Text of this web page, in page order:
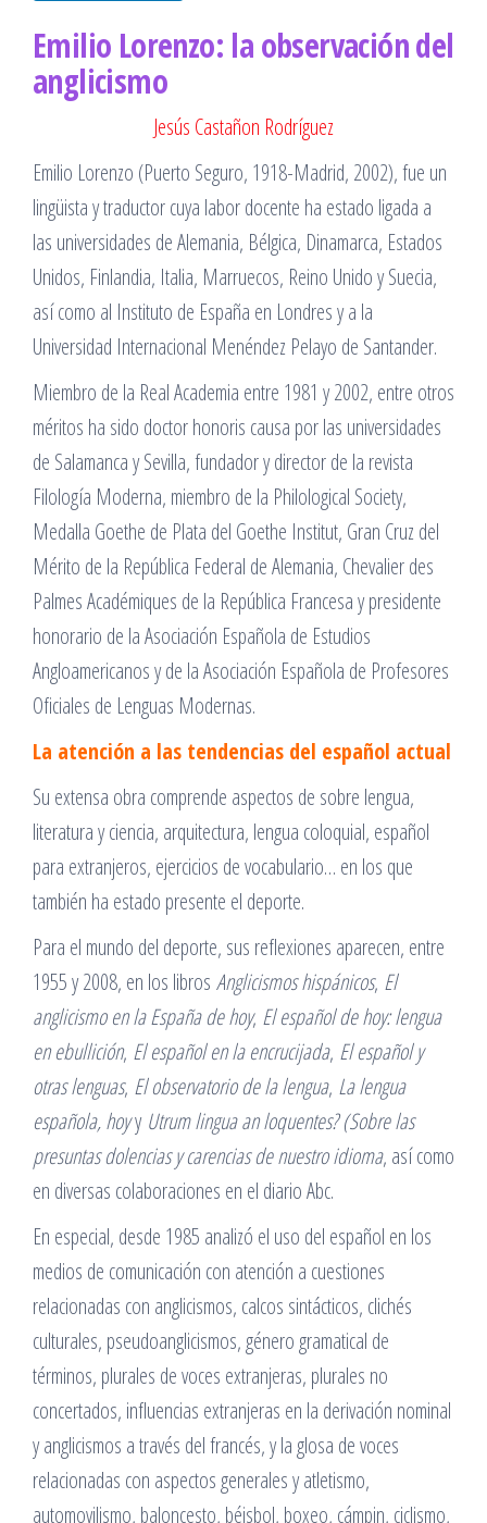
Emilio Lorenzo: la observación del
anglicismo
Jesús Castañon Rodríguez
Emilio Lorenzo (Puerto Seguro, 1918-Madrid, 2002), fue un
lingüista y traductor cuya labor docente ha estado ligada a
las universidades de Alemania, Bélgica, Dinamarca, Estados
Unidos, Finlandia, Italia, Marruecos, Reino Unido y Suecia,
así como al Instituto de España en Londres y a la
Universidad Internacional Menéndez Pelayo de Santander.
Miembro de la Real Academia entre 1981 y 2002, entre otros
méritos ha sido doctor honoris causa por las universidades
de Salamanca y Sevilla, fundador y director de la revista
Filología Moderna, miembro de la Philological Society,
Medalla Goethe de Plata del Goethe Institut, Gran Cruz del
Mérito de la República Federal de Alemania, Chevalier des
Palmes Académiques de la República Francesa y presidente
honorario de la Asociación Española de Estudios
Angloamericanos y de la Asociación Española de Profesores
Oficiales de Lenguas Modernas.
La atención a las tendencias del español actual
Su extensa obra comprende aspectos de sobre lengua,
literatura y ciencia, arquitectura, lengua coloquial, español
para extranjeros, ejercicios de vocabulario… en los que
también ha estado presente el deporte.
Para el mundo del deporte, sus reflexiones aparecen, entre
1955 y 2008, en los libros Anglicismos hispánicos, El
anglicismo en la España de hoy, El español de hoy: lengua
en ebullición, El español en la encrucijada, El español y
otras lenguas, El observatorio de la lengua, La lengua
española, hoyy Utrum lingua an loquentes? (Sobre las
presuntas dolencias y carencias de nuestro idioma, así como
en diversas colaboraciones en el diario Abc.
En especial, desde 1985 analizó el uso del español en los
medios de comunicación con atención a cuestiones
relacionadas con anglicismos, calcos sintácticos, clichés
culturales, pseudoanglicismos, género gramatical de
términos, plurales de voces extranjeras, plurales no
concertados, influencias extranjeras en la derivación nominal
y anglicismos a través del francés, y la glosa de voces
relacionadas con aspectos generales y atletismo,
automovilismo, baloncesto, béisbol, boxeo, cámpin, ciclismo,